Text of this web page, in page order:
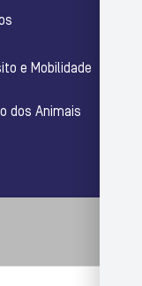
e Mobilidade
dos Animais